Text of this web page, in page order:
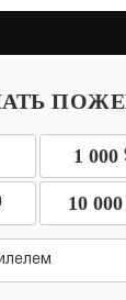
1 000
10